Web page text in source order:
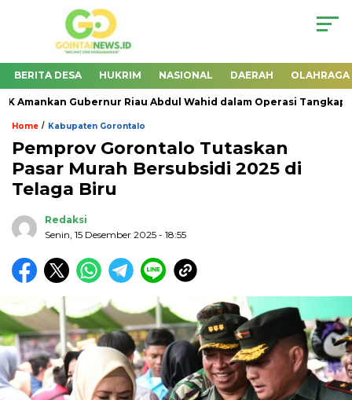
BERITA DESA HUKRIM NASIONAL DAERAH OLAHRAGA
Amankan Gubernur Riau Abdul Wahid dalam Operasi Tangkap
Home / Kabupaten Gorontalo
Pemprov Gorontalo Tutaskan
Pasar Murah Bersubsidi 2025 di
Telaga Biru
Redaksi
Senin, 15 Desember 2025 - 18:55